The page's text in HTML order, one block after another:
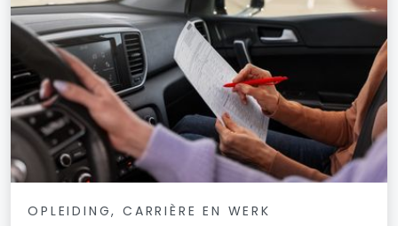
OPLEIDING, CARRIÈRE EN WERK